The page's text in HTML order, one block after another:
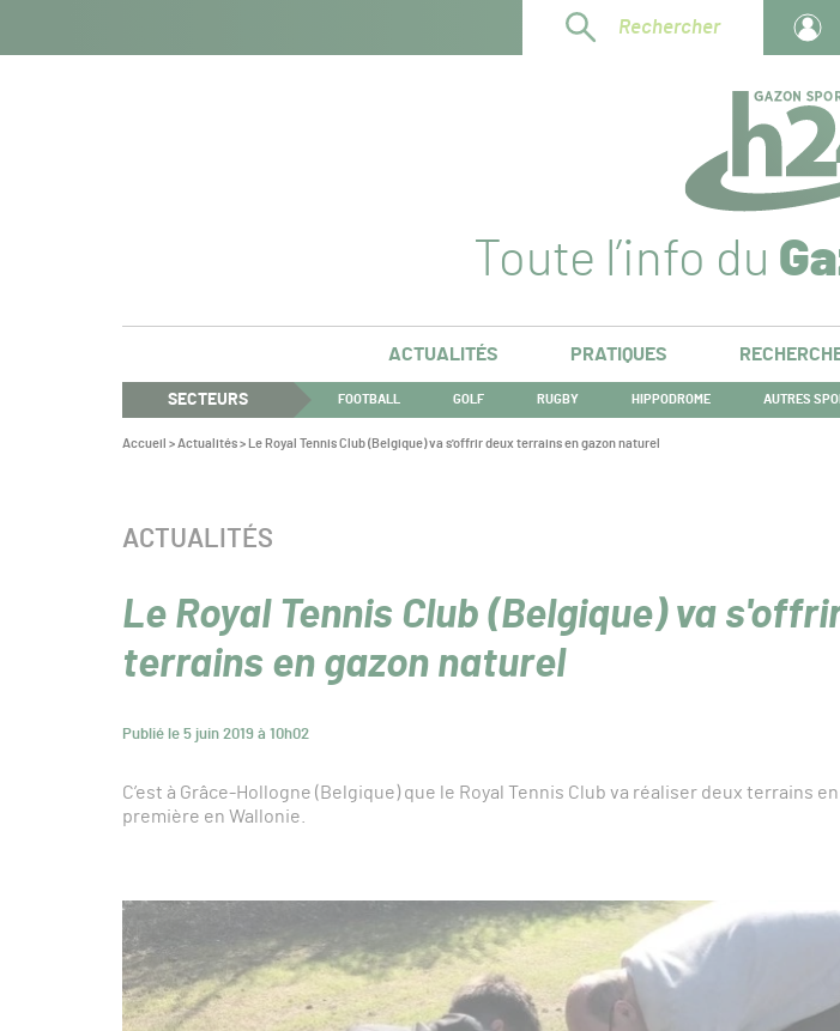
Rechercher
Toute l’info du
ACTUALITÉS PRATIQUES
SECTEURS FOOTBALL GOLF RUGBY HIPPODROME AUTRES
Vous
Accueil >Actualités> Le Royal Tennis Club (Belgique) va s'offrir deux terrains en gazon naturel
Le Royal Tennis Club (Belgique) va
terrains en gazon naturel
Publié le 5 juin 2019 à 10h02
CATÉGORIE :
ACTUALITÉS
C’est à Grâce-Hollogne (Belgique) que le Royal Tennis Club va réaliser deux terrains
première en Wallonie.